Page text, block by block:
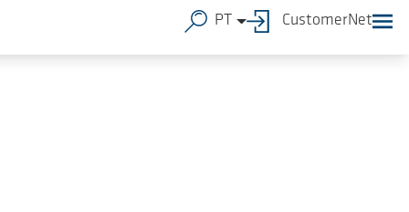
PT CustomerNet